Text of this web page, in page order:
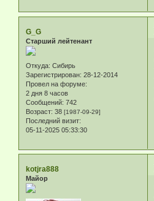
G_G
Старший лейтенант
Откуда: Сибирь
Зарегистрирован: 28-12-2014
Провел на форуме:
2 дня 8 часов
Сообщений: 742
Возраст: 38 [1987-09-29]
Последний визит:
05-11-2025 05:33:30
kotjra888
Майор